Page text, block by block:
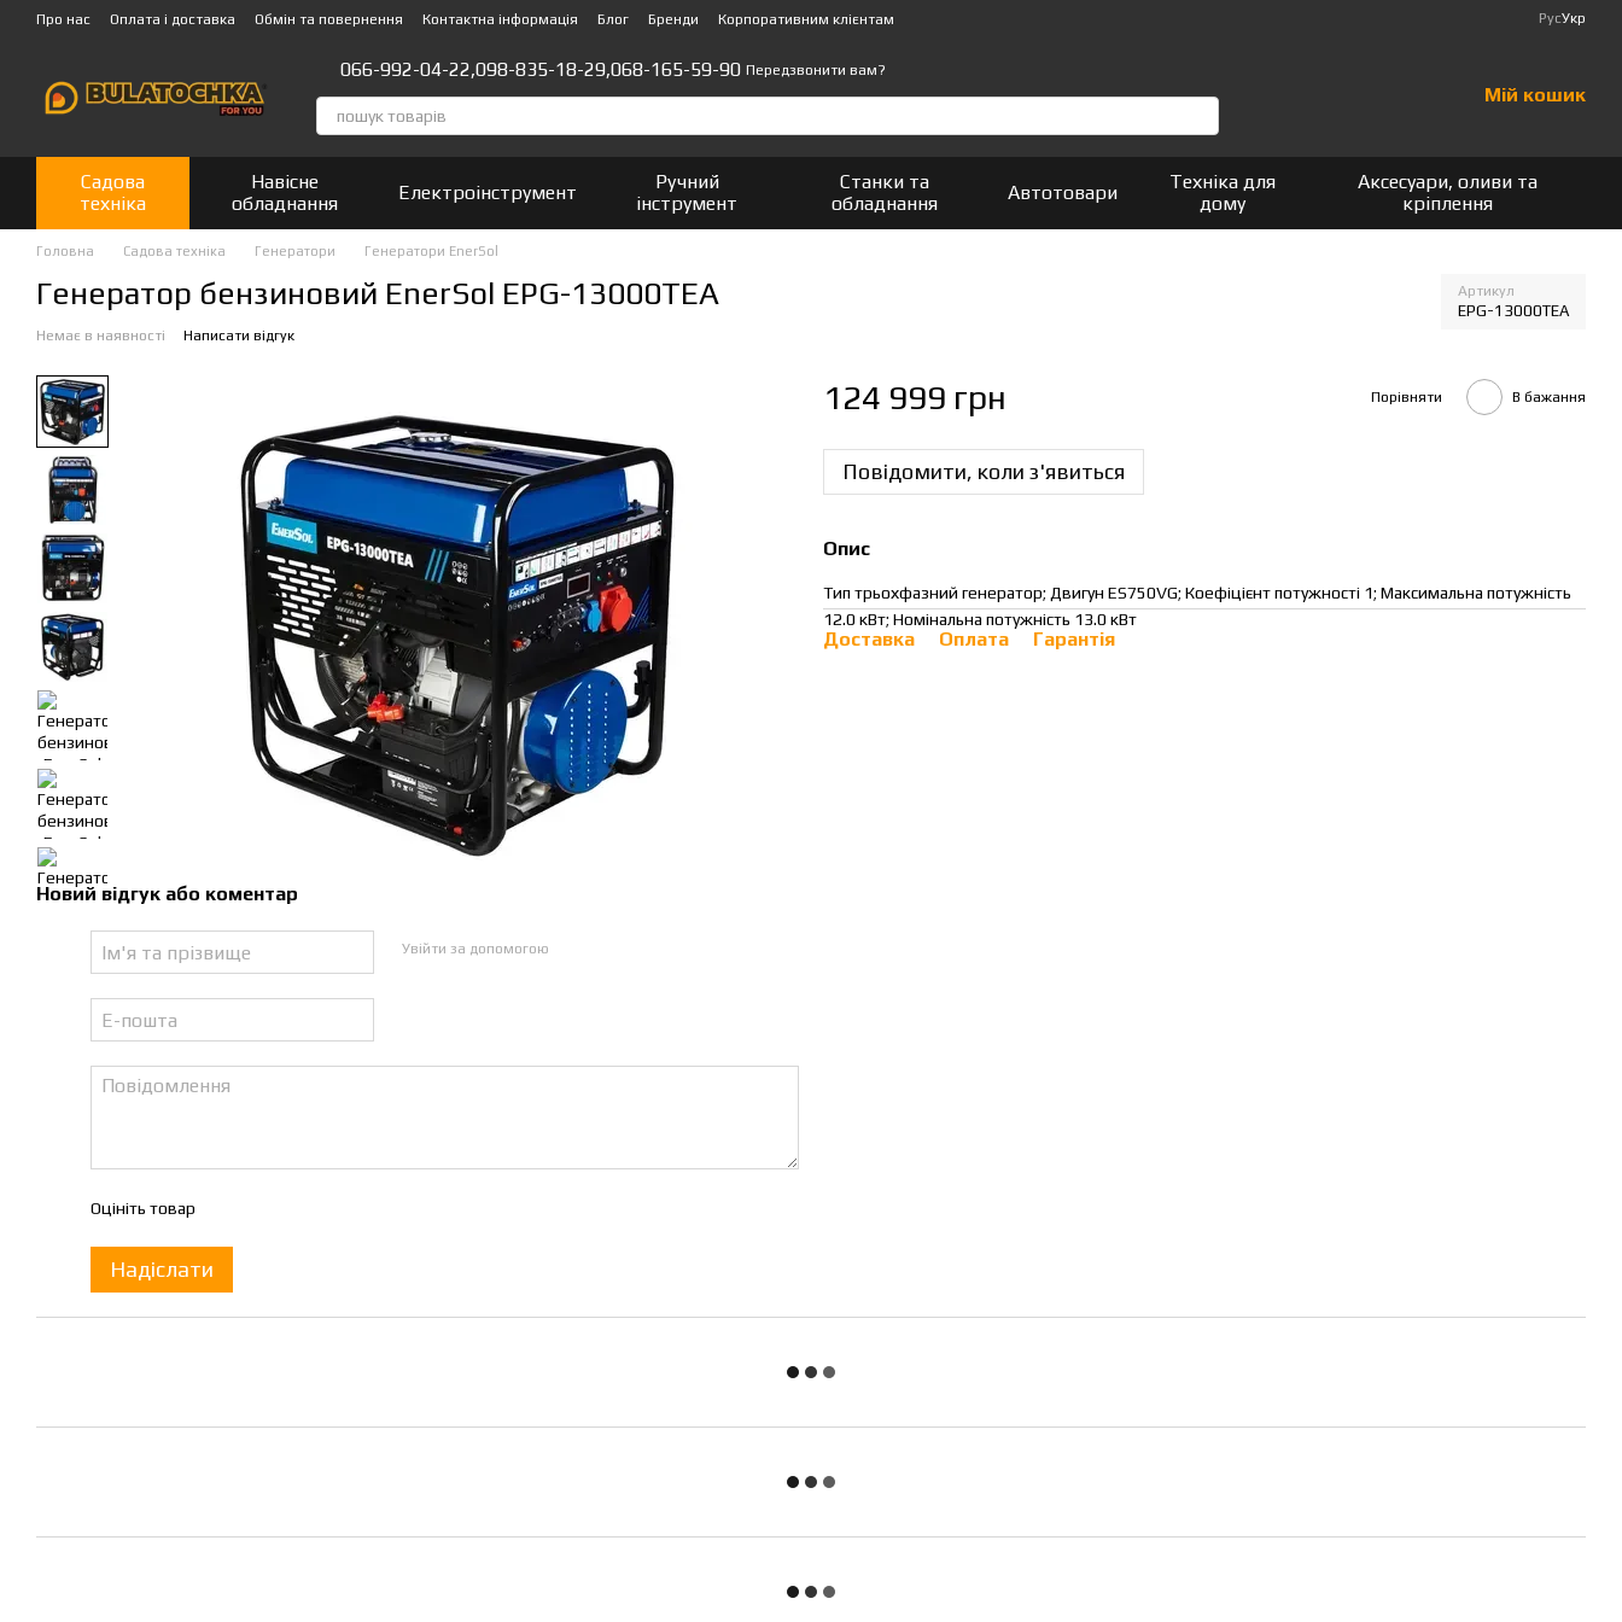
Перейти до основного контенту
Про нас Оплата і доставка Обмін та повернення Контактна інформація Блог Бренди Корпоративним клієнтам РусУкр
066-992-04-22,098-835-18-29,068-165-59-90 Передзвонити вам?
Мій кошик
Садова
техніка
Навісне
обладнання
Електроінструмент
Ручний
інструмент
Станки та
обладнання
Автотовари
Техніка для
дому
Аксесуари, оливи та
кріплення
Головна Садова техніка Генератори Генератори EnerSol
Генератор бензиновий EnerSol EPG-13000TEA Артикул
EPG-13000TEA
Немає в наявності Написати відгук
Новий відгук або коментар
Увійти за допомогою
Оцініть товар
Надіслати
124 999 грн Порівняти В бажання
Повідомити, коли з'явиться
Опис
Тип трьохфазний генератор; Двигун ES750VG; Коефіцієнт потужності 1; Максимальна потужність
12.0 кВт; Номінальна потужність 13.0 кВт
Доставка Оплата Гарантія